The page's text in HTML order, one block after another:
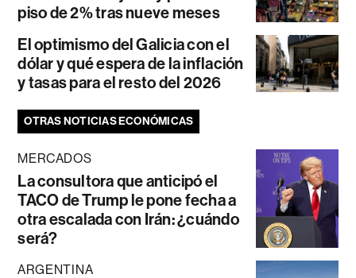
piso de 2% tras nueve meses
El optimismo del Galicia con el
dólar y qué espera de la inflación
y tasas para el resto del 2026
OTRAS NOTICIAS ECONÓMICAS
MERCADOS
La consultora que anticipó el
TACO de Trump le pone fecha a
otra escalada con Irán: ¿cuándo
será?
ARGENTINA